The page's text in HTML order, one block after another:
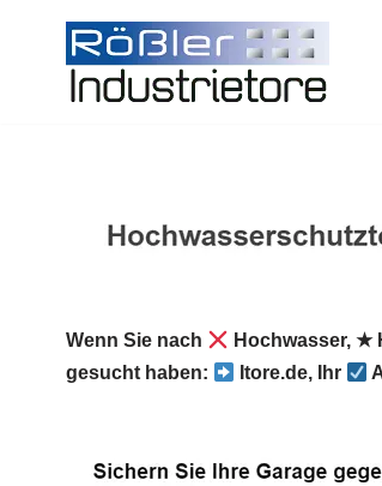
Wenn Sie nach Hochwasser, ★
gesucht haben:
Itore.de, Ihr